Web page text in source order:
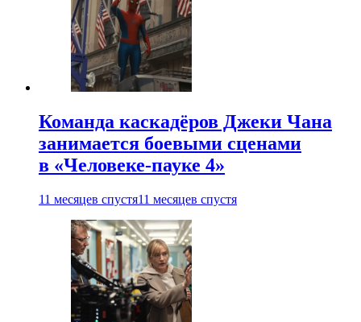
Команда каскадёров Джеки Чана
занимается боевыми сценами
в «Человеке-пауке 4»
11 месяцев спустя11 месяцев спустя